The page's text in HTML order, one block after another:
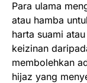
Para ulama
atau hamba
harta suami
keizinan
membolehkan
hijaz yang